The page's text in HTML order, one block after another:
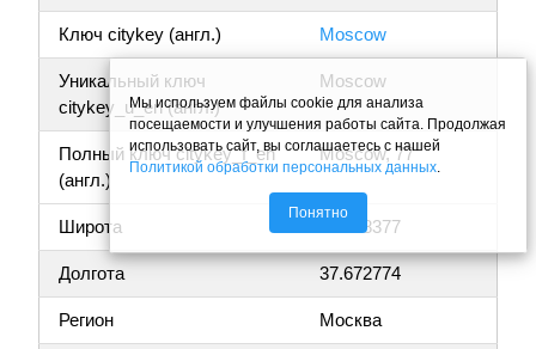
Ключ citykey (англ.) Moscow
Уникальный ключ
citykey_u_en (англ.)
Moscow
Полный ключ citykey_f_en
(англ.)
Moscow, 77
Широта 55.888377
Долгота 37.672774
Регион Москва
Мы используем файлы cookie для анализа
посещаемости и улучшения работы сайта. Продолжая
использовать сайт, вы соглашаетесь с нашей
Политикой обработки персональных данных
Понятно